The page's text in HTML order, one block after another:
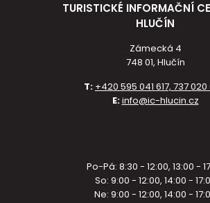
TURISTICKÉ INFORMAČNÍ
HLUČÍN
Zámecká 4
748 01, Hlučín
T: +420 595 041 617, 737
E:info@ic-hlucin.cz
Po-Pá: 8:30 - 12:00, 13:00 -
So: 9:00 - 12:00, 14:00 -
Ne: 9:00 - 12:00, 14:00 -